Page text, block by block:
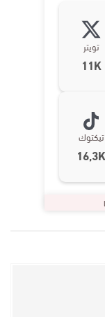
تويتر
11K
تيكتوك
16,3K